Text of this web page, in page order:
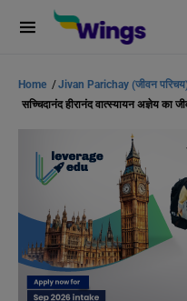
Home /Jivan Parichay (जीवन